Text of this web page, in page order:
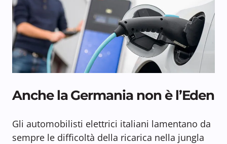
Anche la Germania non è l’Eden
Gli automobilisti elettrici italiani lamentano da
sempre le difficoltà della ricarica nella jungla